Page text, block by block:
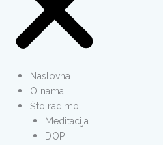
Naslovna
O nama
Što radimo
Meditacija
DOP